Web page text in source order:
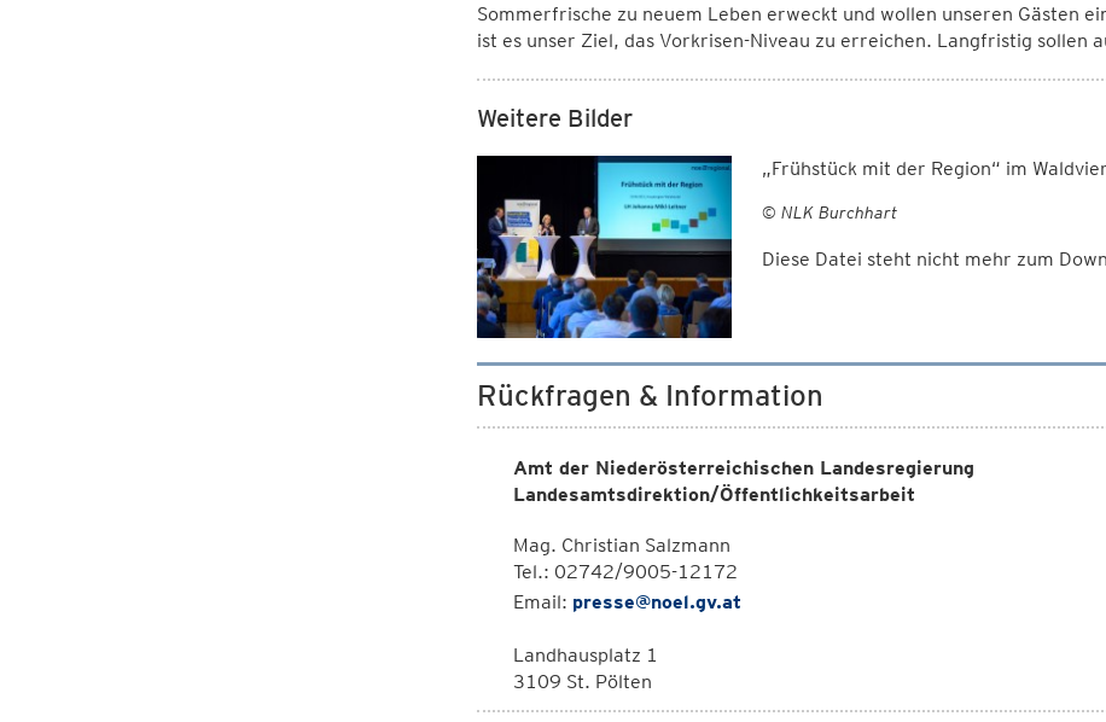
Sommerfrische zu neuem Leben erweckt und wollen unseren Gästen
ist es unser Ziel, das Vorkrisen-Niveau zu erreichen. Langfristig sollen
Weitere Bilder
„Frühstück mit der Region“ im
© NLK Burchhart
Diese Datei steht nicht mehr zum
Rückfragen & Information
Amt der Niederösterreichischen Landesregierung
Landesamtsdirektion/Öffentlichkeitsarbeit
Mag. Christian Salzmann
Tel.: 02742/9005-12172
Email: presse@noel.gv.at
Landhausplatz 1
3109 St. Pölten